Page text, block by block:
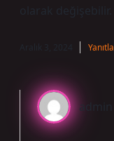
olarak değişebilir.
Aralık 3, 2024 Yanıtla
admin